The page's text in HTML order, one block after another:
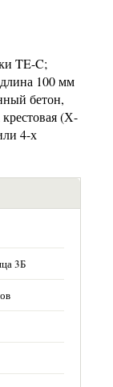
TE-C;
100 мм
бетон,
(Х-
4-х
3Б